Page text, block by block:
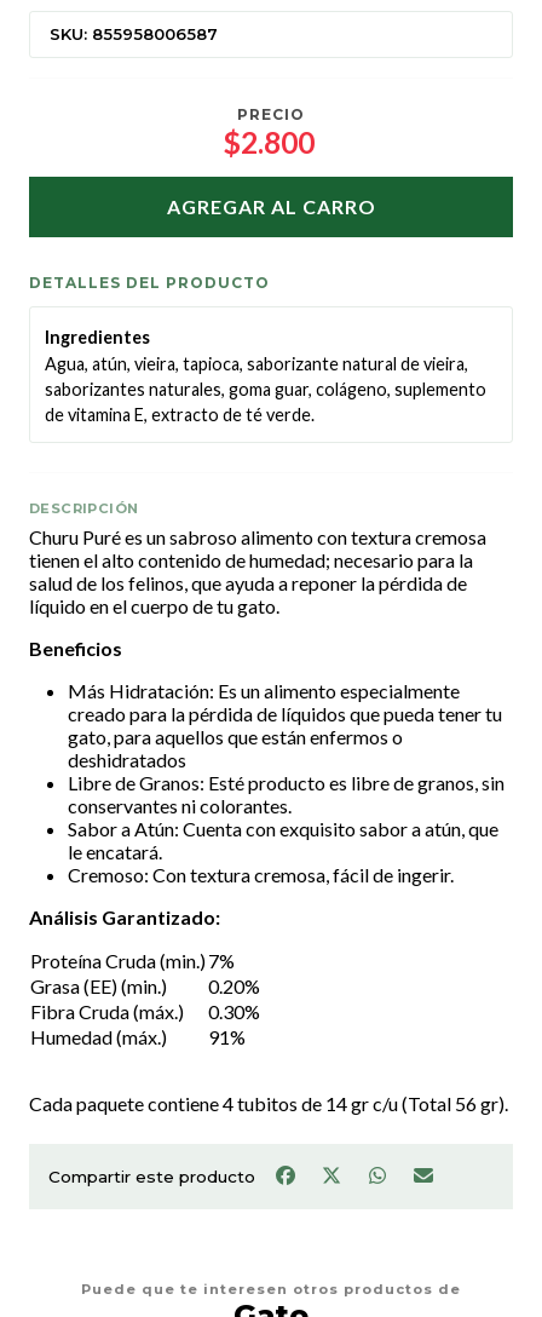
SKU: 855958006587
PRECIO
$2.800
AGREGAR AL CARRO
DETALLES DEL PRODUCTO
Ingredientes
Agua, atún, vieira, tapioca, saborizante natural de vieira,
saborizantes naturales, goma guar, colágeno, suplemento
de vitamina E, extracto de té verde.
DESCRIPCIÓN
Churu Puré es un sabroso alimento con textura cremosa
tienen el alto contenido de humedad; necesario para la
salud de los felinos, que ayuda a reponer la pérdida de
líquido en el cuerpo de tu gato.
Beneficios
Más Hidratación: Es un alimento especialmente
creado para la pérdida de líquidos que pueda tener tu
gato, para aquellos que están enfermos o
deshidratados
Libre de Granos: Esté producto es libre de granos, sin
conservantes ni colorantes.
Sabor a Atún: Cuenta con exquisito sabor a atún, que
le encatará.
Cremoso: Con textura cremosa, fácil de ingerir.
Análisis Garantizado:
Proteína Cruda (min.)7%
Grasa (EE) (min.)
0.20%
Fibra Cruda (máx.)
0.30%
Humedad (máx.)
91%
Cada paquete contiene 4 tubitos de 14 gr c/u (Total 56 gr).
Compartir este producto
Puede que te interesen otros productos de